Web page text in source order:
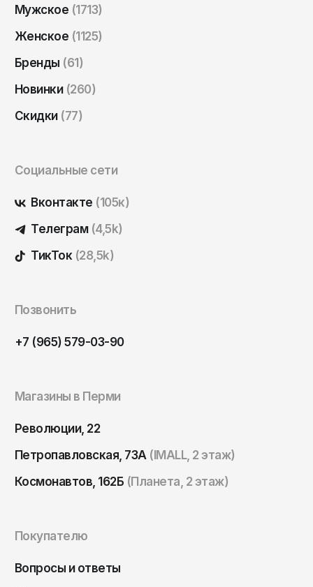
Мужское (1713)
Женское (1125)
Бренды (61)
Новинки (260)
Скидки (77)
Социальные сети
Вконтакте (105к)
Телеграм (4,5k)
ТикТок (28,5k)
Позвонить
+7 (965) 579-03-90
Магазины в Перми
Революции, 22
Петропавловская, 73А (IMALL, 2 этаж)
Космонавтов, 162Б (Планета, 2 этаж)
Покупателю
Вопросы и ответы
Саратов
Севастополь
Сергиев Посад
Симферополь
Смоленск
Старый Оскол
Стерлитамак
Сыктывкар
Тамбов
Тула
Улан-Удэ
Ухта
Хабаровск
Чайковский